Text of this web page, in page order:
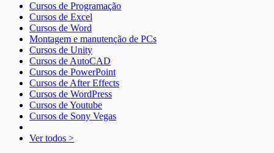
Cursos de Programação
Cursos de Excel
Cursos de Word
Montagem e manutenção de PCs
Cursos de Unity
Cursos de AutoCAD
Cursos de PowerPoint
Cursos de After Effects
Cursos de WordPress
Cursos de Youtube
Cursos de Sony Vegas
Ver todos >